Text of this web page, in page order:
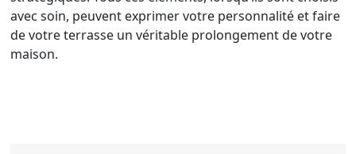
avec soin, peuvent exprimer votre personnalité et faire
de votre terrasse un véritable prolongement de votre
maison.